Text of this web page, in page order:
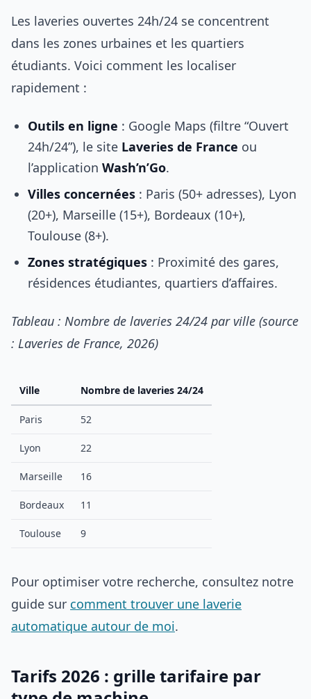
Les laveries ouvertes 24h/24 se concentrent
dans les zones urbaines et les quartiers
étudiants. Voici comment les localiser
rapidement :
Outils en ligne : Google Maps (filtre “Ouvert
24h/24”), le site Laveries de France ou
l’application Wash’n’Go.
Villes concernées : Paris (50+ adresses), Lyon
(20+), Marseille (15+), Bordeaux (10+),
Toulouse (8+).
Zones stratégiques : Proximité des gares,
résidences étudiantes, quartiers d’affaires.
Tableau : Nombre de laveries 24/24 par ville (source
: Laveries de France, 2026)
Ville Nombre de laveries 24/24
Paris 52
Lyon 22
Marseille 16
Bordeaux 11
Toulouse 9
Pour optimiser votre recherche, consultez notre
guide sur comment trouver une laverie
automatique autour de moi.
Tarifs 2026 : grille tarifaire par